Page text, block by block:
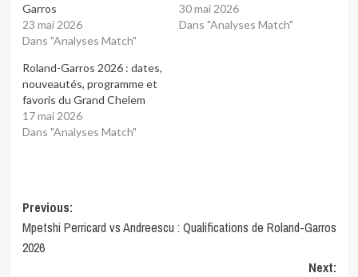
Garros
23 mai 2026
Dans "Analyses Match"
30 mai 2026
Dans "Analyses Match"
Roland-Garros 2026 : dates,
nouveautés, programme et
favoris du Grand Chelem
17 mai 2026
Dans "Analyses Match"
Post
navigation
Previous:
Mpetshi Perricard vs Andreescu : Qualifications de Roland-Garros
2026
Next: